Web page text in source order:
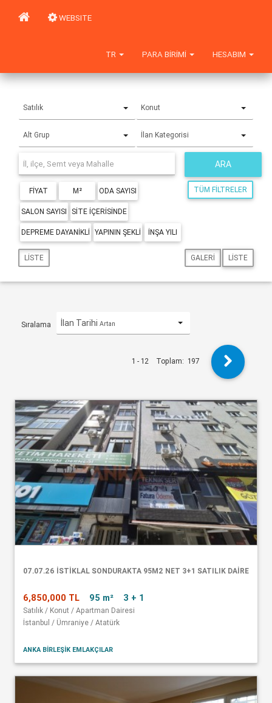
WEBSITE
HESABIM
PARA BIRIMI
TR
Satılık Konut
Alt Grup İlan Kategorisi
ARA
FIYAT M² ODA SAYISI
SALON SAYISI SITE IÇERISINDE
DEPREME DAYANIKLI YAPININ ŞEKLI İNŞA YILI
TÜM FILTRELER
LISTE GALERI LISTE
Sıralama İlan Tarihi Artan
1 - 12 Toplam: 197
07.07.26 İSTİKLAL SONDURAKTA 95M2 NET 3+1 SATILIK DAİRE
6,850,000 TL 95 m² 3 + 1
Satılık / Konut / Apartman Dairesi
İstanbul / Ümraniye / Atatürk
ANKA BİRLEŞİK EMLAKÇILAR